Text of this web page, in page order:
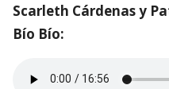
Scarleth Cárdenas y
Bío Bío: